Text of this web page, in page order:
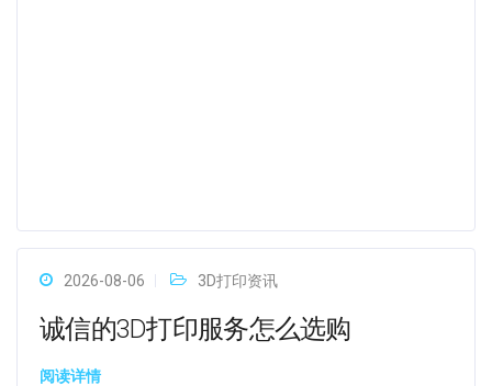
2026-08-06 3D打印资讯
诚信的3D打印服务怎么选购
阅读详情